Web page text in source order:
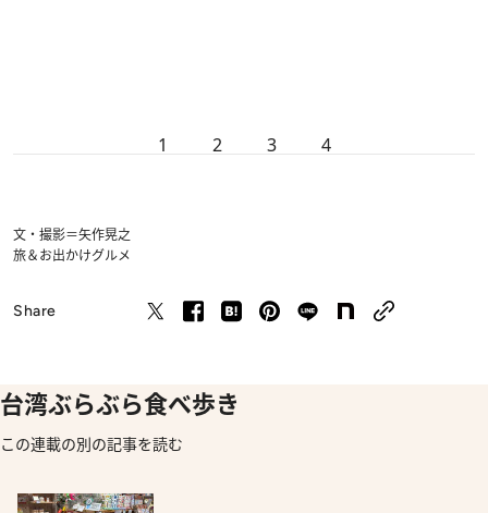
1 2 3 4
文・撮影＝矢作晃之
旅＆お出かけグルメ
Share
台湾ぶらぶら食べ歩き
この連載の別の記事を読む